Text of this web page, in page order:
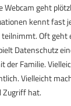
Webcam geht
kennt fast
Oft geht
Datenschutz
der Familie.
Vielleicht
Zugriff hat.